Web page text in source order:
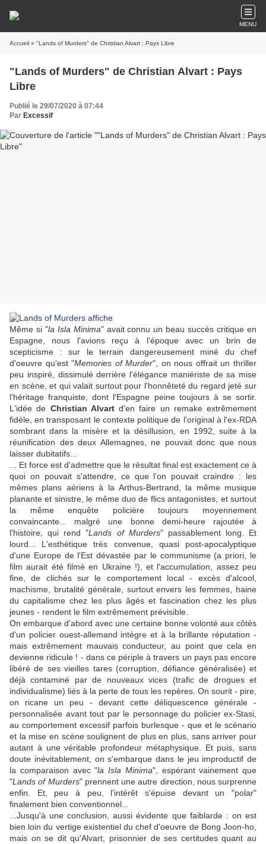
MENU
Accueil » "Lands of Murders" de Christian Alvart : Pays Libre
"Lands of Murders" de Christian Alvart : Pays
Libre
Publié le 29/07/2020 à 07:44
Par Excessif
Même si "la Isla Minima" avait connu un beau succès critique en
Espagne, nous l'avions reçu à l'époque avec un brin de
scepticisme : sur le terrain dangereusement miné du chef
d'oeuvre qu'est "Memories of Murder", on nous offrait un thriller
peu inspiré, dissimulé derrière l'élégance maniériste de sa mise
en scène, et qui valait surtout pour l'honnêteté du regard jeté sur
l'héritage franquiste, dont l'Espagne peine toujours à se sortir.
L'idée de Christian Alvartd'en faire un remake extrêmement
fidèle, en transposant le contexte politique de l'original à l'ex-RDA
sombrant dans la misère et la désillusion, en 1992, suite à la
réunification des deux Allemagnes, ne pouvait donc que nous
laisser dubitatifs...
... Et force est d'admettre que le résultat final est exactement ce à
quoi on pouvait s'attendre, ce que l'on pouvait craindre : les
mêmes plans aériens à la Arthus-Bertrand , la même musique
planante et sinistre, le même duo de flics antagonistes, et surtout
la même enquête policière toujours moyennement
convaincante... malgré une bonne demi-heure rajoutée à
l'histoire, qui rend "Lands of Murders" passablement long. Et
lourd... L'esthétique très convenue, quasi post-apocalyptique
d'une Europe de l'Est dévastée par le communisme (a priori, le
film aurait été filmé en Ukraine !), et l'accumulation, assez peu
fine, de clichés sur le comportement local - excès d'alcool,
machisme, brutalité générale, surtout envers les femmes, haine
du capitalisme chez les plus âgés et fascination chez les plus
jeunes - rendent le film extrêmement prévisible.
On embarque d'abord avec une certaine bonne volonté aux côtés
d'un policier ouest-allemand intègre et à la brillante réputation -
mais extrêmement mauvais conducteur, au point que cela en
devienne ridicule ! - dans ce périple à travers un pays pas encore
libéré de ses vieilles tares (corruption, défiance généralisée) et
déjà contaminé par de nouveaux vices (trafic de drogues et
individualisme) liés à la perte de tous les repères. On sourit - pire,
on ricane un peu - devant cette déliquescence générale -
personnalisée avant tout par le personnage du policier ex-Stasi,
au comportement excessif parfois burlesque - que et le scénario
et la mise en scène soulignent de plus en plus, sans arriver pour
autant à une véritable profondeur métaphysique. Et puis, sans
doute inévitablement, on s'embarque dans le jeu improductif de
la comparaison avec "la Isla Minima", espérant vainement que
"Lands of Murders" prennent une autre direction, nous surprenne
enfin. Et, peu à peu, l'intérêt s'épuise devant un "polar"
finalement bien conventionnel...
...Jusqu'à une conclusion, aussi évidente que faiblarde : on est
bien loin du vertige existentiel du chef d'oeuvre de Bong Joon-ho
mais on se dit qu'Alvart , prisonnier de ses certitudes quant au